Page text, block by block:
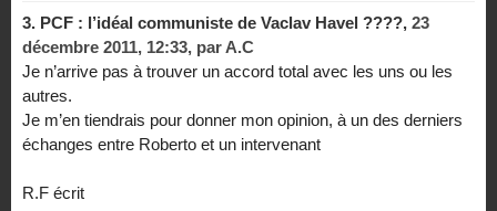
3. PCF : l’idéal communiste de Vaclav Havel ????, 23
décembre 2011, 12:33, par A.C
Je n’arrive pas à trouver un accord total avec les uns ou les
autres.
Je m’en tiendrais pour donner mon opinion, à un des derniers
échanges entre Roberto et un intervenant
R.F écrit